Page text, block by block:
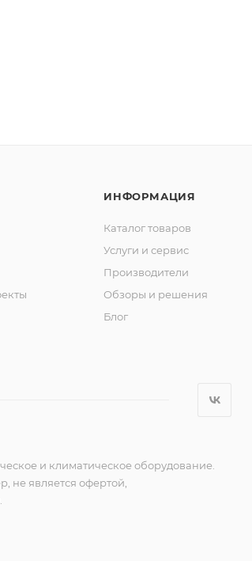
ИНФОРМАЦИЯ
Каталог товаров
Услуги и сервис
Производители
Обзоры и решения
Блог
и климатическое оборудование.
не является офертой,